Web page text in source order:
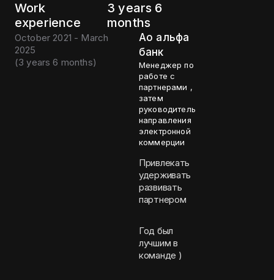
Work
experience
3 years 6
months
October 2021 - March
2025
(3 years 6 months)
Ао альфа
банк
Менеджер по
работе с
партнерами ,
затем
руководитель
направления
электронной
коммерции
Привлекать
удерживать
развивать
партнером
Год был
лучшим в
команде )